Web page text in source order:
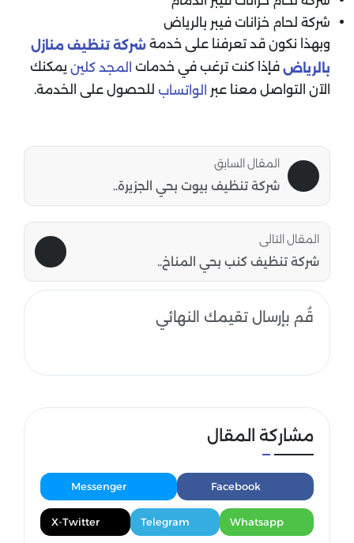
شركة لحام خزانات فيبر بالرياض
وبهذا نكون قد تعرفنا على خدمة شركة تنظيف منازل
بالرياض فإذا كنت ترغب في خدمات المجد كلين يمكنك
الآن التواصل معنا عبر
الواتساب للحصول على الخدمة.
المقال السابق
شركة تنظيف بيوت بحي الجزيرة..
المقال التالى
شركة تنظيف كنب بحي المناخ..
قُم بإرسال تقيمك النهائي
مشاركة المقال
Facebook
Messenger
Whatsapp
Telegram
X-Twitter